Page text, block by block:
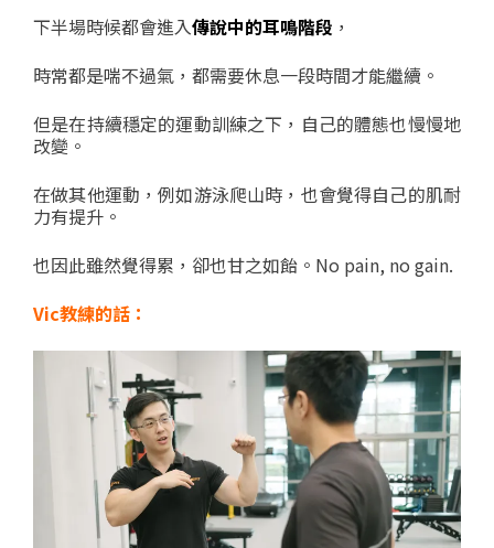
下半場時候都會進入傳說中的耳鳴階段 ，
時常都是喘不過氣，都需要休息一段時間才能繼續。
但是在持續穩定的運動訓練之下，自己的體態也慢慢地
改變。
在做其他運動，例如游泳爬山時，也會覺得自己的肌耐
力有提升。
也因此雖然覺得累，卻也甘之如飴。No pain, no gain.
Vic教練的話：